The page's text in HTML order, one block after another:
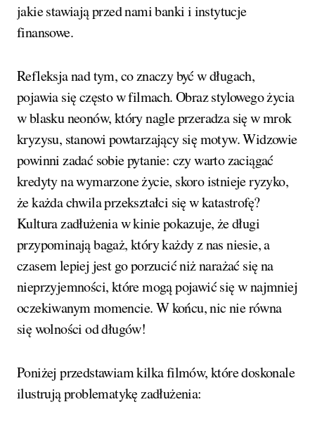
jakie stawiają przed nami banki i instytucje
finansowe.
Refleksja nad tym, co znaczy być w długach,
pojawia się często w filmach. Obraz stylowego życia
w blasku neonów, który nagle przeradza się w mrok
kryzysu, stanowi powtarzający się motyw. Widzowie
powinni zadać sobie pytanie: czy warto zaciągać
kredyty na wymarzone życie, skoro istnieje ryzyko,
że każda chwila przekształci się w katastrofę?
Kultura zadłużenia w kinie pokazuje, że długi
przypominają bagaż, który każdy z nas niesie, a
czasem lepiej jest go porzucić niż narażać się na
nieprzyjemności, które mogą pojawić się w najmniej
oczekiwanym momencie. W końcu, nic nie równa
się wolności od długów!
Poniżej przedstawiam kilka filmów, które doskonale
ilustrują problematykę zadłużenia: